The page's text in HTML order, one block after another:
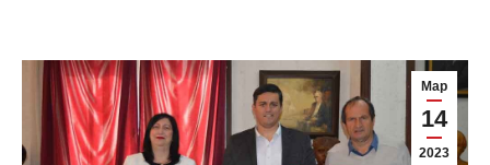
Мар
14
2023